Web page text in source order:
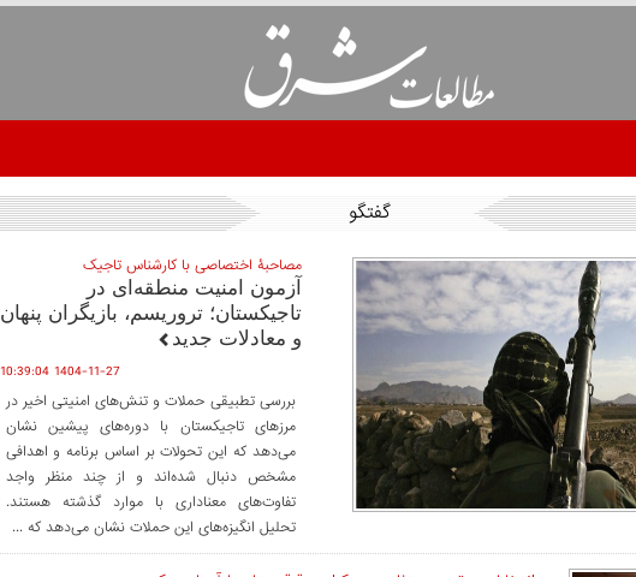
گفتگو
مصاحبۀ اختصاصی با کارشناس تاجیک
آزمون امنیت منطقه‌ای در
تاجیکستان؛ تروریسم، بازیگران پنهان
و معادلات جدید
1404-11-27 10:39:04
بررسی تطبیقی حملات و تنش‌های امنیتی اخیر در
مرزهای تاجیکستان با دوره‌های پیشین نشان
می‌دهد که این تحولات بر اساس برنامه و اهدافی
مشخص دنبال شده‌اند و از چند منظر واجد
تفاوت‌های معناداری با موارد گذشته هستند.
تحلیل انگیزه‌های این حملات نشان می‌دهد که ...